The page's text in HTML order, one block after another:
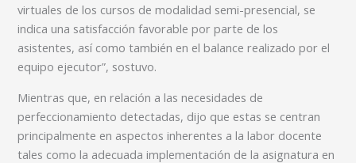
virtuales de los cursos de modalidad semi-presencial, se
indica una satisfacción favorable por parte de los
asistentes, así como también en el balance realizado por el
equipo ejecutor”, sostuvo.
Mientras que, en relación a las necesidades de
perfeccionamiento detectadas, dijo que estas se centran
principalmente en aspectos inherentes a la labor docente
tales como la adecuada implementación de la asignatura en